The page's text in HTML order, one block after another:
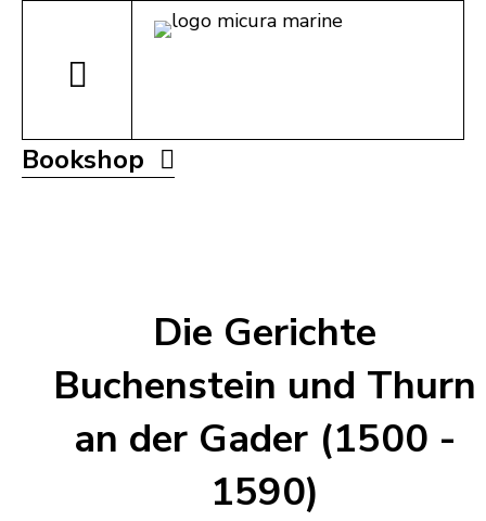
Bookshop
Die Gerichte
Buchenstein und Thurn
an der Gader (1500 -
1590)